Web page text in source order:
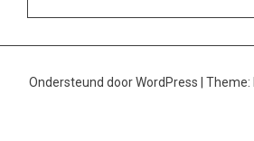
Ondersteund door WordPress Theme: